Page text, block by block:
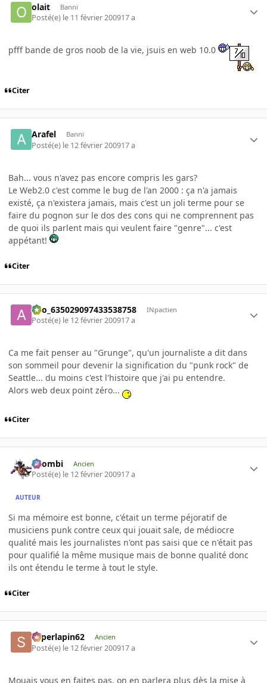
olait Banni
Posté(e) le 11 février 200917 a
pfff bande de gros noob de la vie, jsuis en web 10.0
Citer
Arafel Banni
Posté(e) le 12 février 200917 a
Bah... vous n'avez pas encore compris les gars?
Le Web2.0 c'est comme le bug de l'an 2000 : ça n'a jamais
existé, ça n'existera jamais, mais c'est un joli terme pour se
faire du pognon sur le dos des cons qui ne comprennent pas
de quoi ils parlent mais qui veulent faire "genre"... c'est
appétant!
Citer
ano_635029097433538758 INpactien
Posté(e) le 12 février 200917 a
Ca me fait penser au "Grunge", qu'un journaliste a dit dans
son sommeil pour devenir la signification du "punk rock" de
Seattle... du moins c'est l'histoire que j'ai pu entendre.
Alors web deux point zéro...
Citer
XZombi Ancien
Posté(e) le 12 février 200917 a
AUTEUR
Si ma mémoire est bonne, c'était un terme péjoratif de
musiciens punk contre ceux qui jouait sale, de médiocre
qualité mais les journalistes n'ont pas saisi que ce n'était pas
pour qualifié la même musique mais de bonne qualité donc
ils ont étendu le terme à tout le style.
Citer
superlapin62 Ancien
Posté(e) le 12 février 200917 a
Mouais vous en faites pas, on en parlera plus dès la mise à